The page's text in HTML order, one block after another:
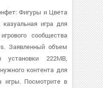
Фигуры и Цвета
игра для
сообщества
Заявленный объем
222MB,
контента для
игры. Посмотрите в